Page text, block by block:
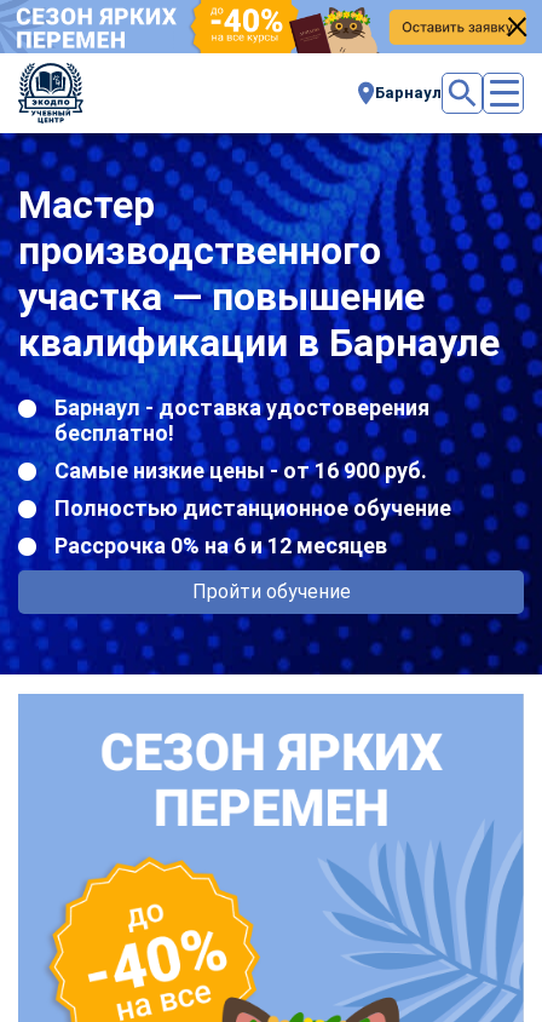
Барнаул
Мастер
производственного
участка — повышение
квалификации в Барнауле
Барнаул - доставка удостоверения
бесплатно!
Самые низкие цены - от 16 900 руб.
Полностью дистанционное обучение
Рассрочка 0% на 6 и 12 месяцев
Пройти обучение